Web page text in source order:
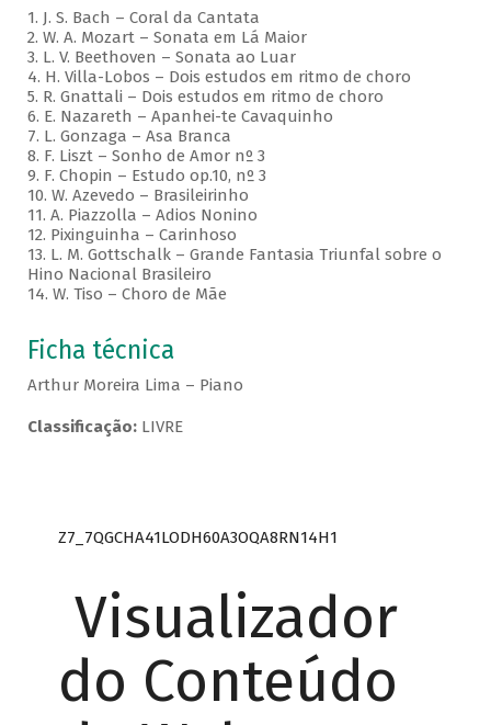
1. J. S. Bach – Coral da Cantata
2. W. A. Mozart – Sonata em Lá Maior
3. L. V. Beethoven – Sonata ao Luar
4. H. Villa-Lobos – Dois estudos em ritmo de choro
5. R. Gnattali – Dois estudos em ritmo de choro
6. E. Nazareth – Apanhei-te Cavaquinho
7. L. Gonzaga – Asa Branca
8. F. Liszt – Sonho de Amor nº 3
9. F. Chopin – Estudo op.10, nº 3
10. W. Azevedo – Brasileirinho
11. A. Piazzolla – Adios Nonino
12. Pixinguinha – Carinhoso
13. L. M. Gottschalk – Grande Fantasia Triunfal sobre o
Hino Nacional Brasileiro
14. W. Tiso – Choro de Mãe
Ficha técnica
Arthur Moreira Lima – Piano
Classificação:LIVRE
Z7_7QGCHA41LODH60A3OQA8RN14H1
Visualizador
do Conteúdo